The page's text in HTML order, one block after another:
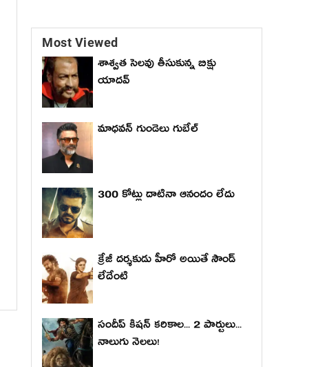
Most Viewed
శాశ్వత సెలవు తీసుకున్న బిక్షు
యాదవ్
మాధ‌వ‌న్ గుండెలు గుబేల్‌
300 కోట్లు దాటినా ఆనందం లేదు
క్రేజీ దర్శకుడు హీరో అయితే సౌండ్
లేదేంటి
సందీప్ కిషన్ కరికాల... 2 పార్టులు...
నాలుగు నెలలు!